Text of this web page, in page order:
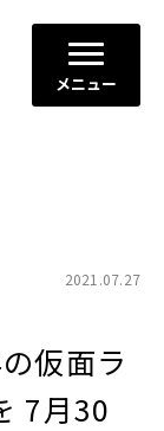
メニュー
2021.07.27
仮面ラ
7月30